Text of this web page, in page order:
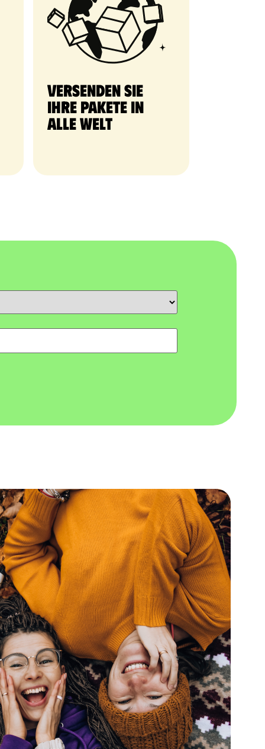
Versenden Sie
Ihre Pakete in
alle Welt